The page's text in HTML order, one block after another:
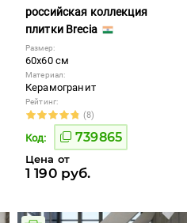
российская коллекция
плитки Brecia
Размер:
60x60 см
Материал:
Керамогранит
Рейтинг:
(8)
Код: 739865
Цена от
1 190 руб.